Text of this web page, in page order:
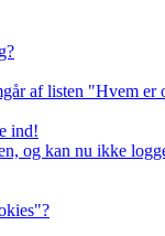
af listen "Hvem er
ind!
og kan nu ikke